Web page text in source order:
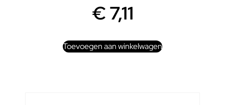
€7,11
Toevoegen aan winkelwagen